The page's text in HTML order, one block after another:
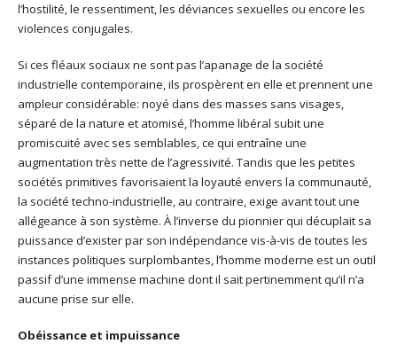
l’hostilité, le ressentiment, les déviances sexuelles ou encore les
violences conjugales.
Si ces fléaux sociaux ne sont pas l’apanage de la société
industrielle contemporaine, ils prospèrent en elle et prennent une
ampleur considérable: noyé dans des masses sans visages,
séparé de la nature et atomisé, l’homme libéral subit une
promiscuité avec ses semblables, ce qui entraîne une
augmentation très nette de l’agressivité. Tandis que les petites
sociétés primitives favorisaient la loyauté envers la communauté,
la société techno-industrielle, au contraire, exige avant tout une
allégeance à son système. À l’inverse du pionnier qui décuplait sa
puissance d’exister par son indépendance vis-à-vis de toutes les
instances politiques surplombantes, l’homme moderne est un outil
passif d’une immense machine dont il sait pertinemment qu’il n’a
aucune prise sur elle.
Obéissance et impuissance